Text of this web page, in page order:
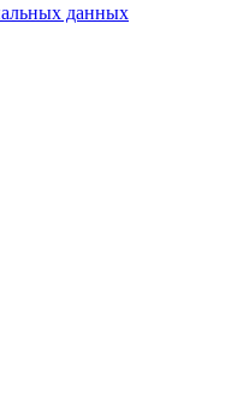
данных